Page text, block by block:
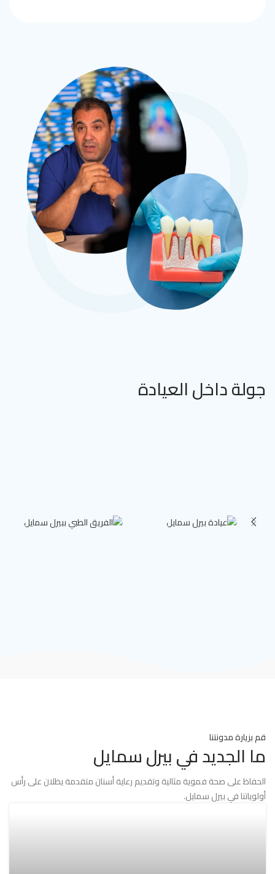
جولة داخل العيادة
قم بزيارة مدونتنا
ما الجديد في بيرل سمايل
الحفاظ على صحة فموية مثالية وتقديم رعاية أسنان متقدمة يظلان على رأس
أولوياتنا في بيرل سمايل.